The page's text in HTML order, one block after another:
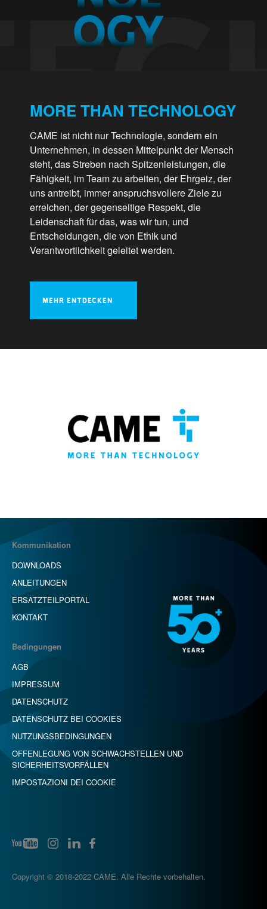
MORE THAN TECHNOLOGY
CAME ist nicht nur Technologie, sondern ein
Unternehmen, in dessen Mittelpunkt der Mensch
steht, das Streben nach Spitzenleistungen, die
Fähigkeit, im Team zu arbeiten, der Ehrgeiz, der
uns antreibt, immer anspruchsvollere Ziele zu
erreichen, der gegenseitige Respekt, die
Leidenschaft für das, was wir tun, und
Entscheidungen, die von Ethik und
Verantwortlichkeit geleitet werden.
MEHR ENTDECKEN
Kommunikation
DOWNLOADS
ANLEITUNGEN
ERSATZTEILPORTAL
KONTAKT
Copyright © 2018-2022 CAME. Alle Rechte vorbehalten.
Bedingungen
AGB
IMPRESSUM
DATENSCHUTZ
DATENSCHUTZ BEI COOKIES
NUTZUNGSBEDINGUNGEN
OFFENLEGUNG VON SCHWACHSTELLEN UND
SICHERHEITSVORFÄLLEN
IMPOSTAZIONI DEI COOKIE